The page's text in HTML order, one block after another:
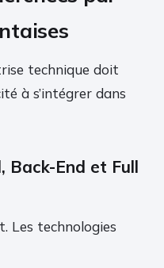
technique doit
à s’intégrer dans
Back-End et Full
Les technologies